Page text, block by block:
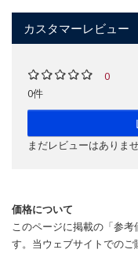
カスタマーレビュー
0
0件
まだレビューはありま
価格について
このページに掲載の「参
す。当ウェブサイトでの